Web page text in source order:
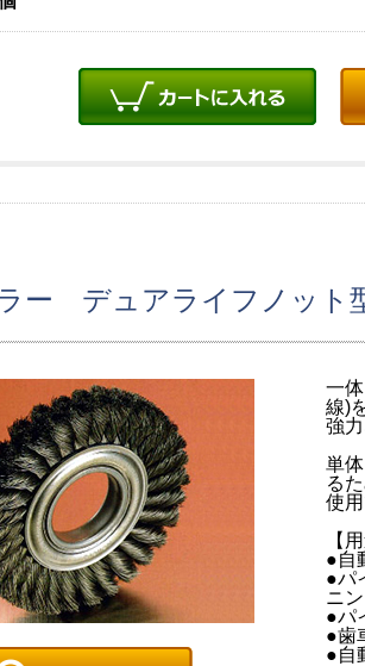
ー デュアライフノット
一
線)
強
単
る
使
【
●自
●パ
ニ
●パ
●歯
●自